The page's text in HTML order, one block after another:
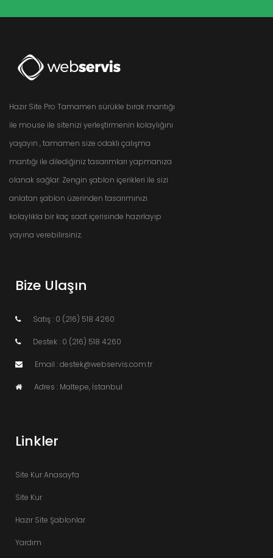
Hazır Site Pro Tamamen sürükle bırak mantığı
ile mouse ile sitenizi yerleştirmenin kolaylığını
yaşayın , tamamen size odaklı çalışma
mantığı ile dilediğiniz tasarımları yapmanıza
olanak sağlar. Zengin şablon içerikleri ile sizi
anlatan şablon üzerinden tasarımınızı
kolaylıkla bir kaç saat içerisinde hazırlayıp
yayına verebilirsiniz.
Bize Ulaşın
Satış : 0 (216) 518 4260
Destek : 0 (216) 518 4260
Email : destek@webservis.com.tr
Adres : Maltepe, İstanbul
Linkler
Site Kur Anasayfa
Site Kur
Hazır Site Şablonlar
Yardım